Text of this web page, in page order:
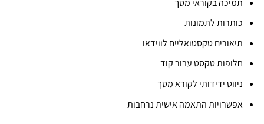
כותרות לתמונות
תיאורים טקסטואליים לווידאו
חלופות טקסט עבור קוד
ניווט ידידותי לקורא מסך
אפשרויות התאמה אישית נרחבות